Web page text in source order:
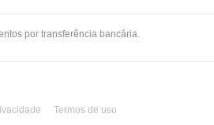
por transferência bancária.
Termos de uso